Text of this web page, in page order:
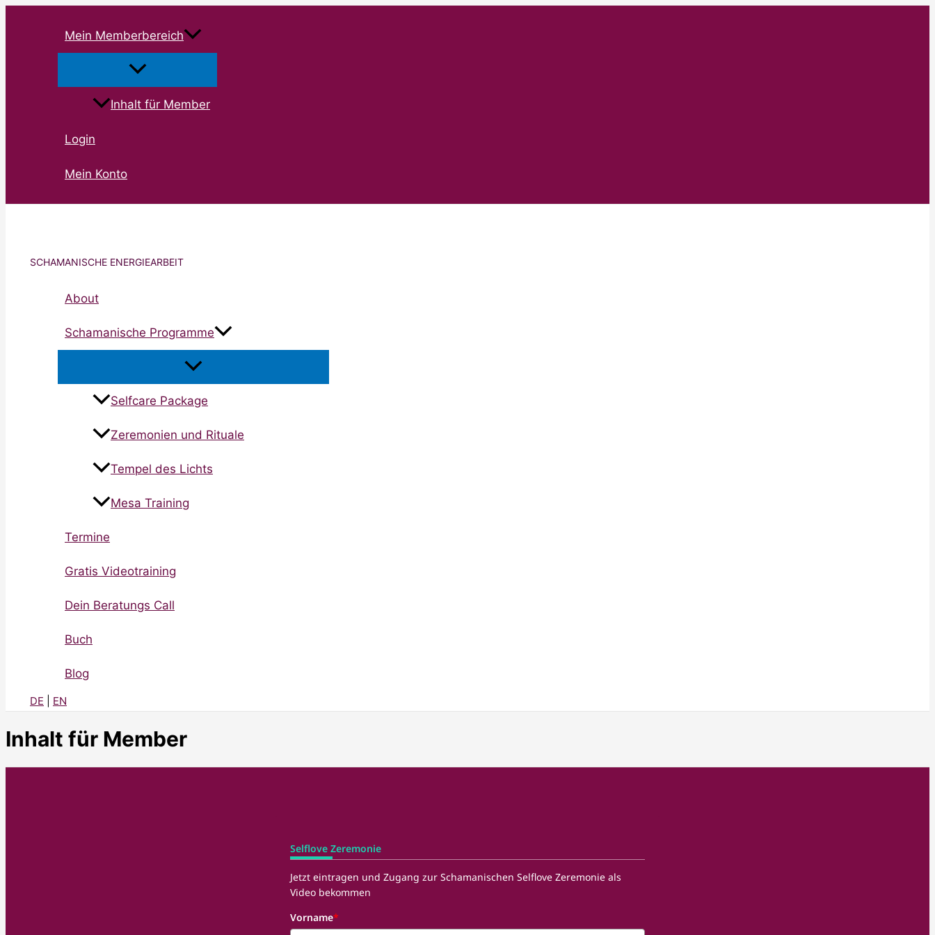
Mein Memberbereich
Inhalt für Member
Login
Mein Konto
SCHAMANISCHE ENERGIEARBEIT
About
Schamanische Programme
Selfcare Package
Zeremonien und Rituale
Tempel des Lichts
Mesa Training
Termine
Gratis Videotraining
Dein Beratungs Call
Buch
Blog
DE EN
Inhalt für Member
Selflove Zeremonie
Jetzt eintragen und Zugang zur Schamanischen Selflove Zeremonie als
Video bekommen
Vorname*